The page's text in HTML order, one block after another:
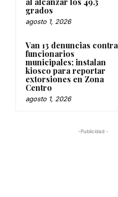
grados
agosto 1, 2026
Van 13 denuncias contra
funcionarios
municipales; instalan
kiosco para reportar
extorsiones en Zona
Centro
agosto 1, 2026
-Publicidad -